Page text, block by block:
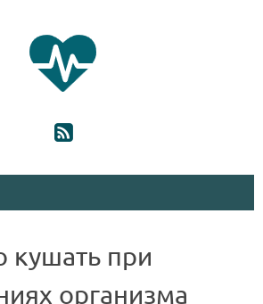
кушать при
организма